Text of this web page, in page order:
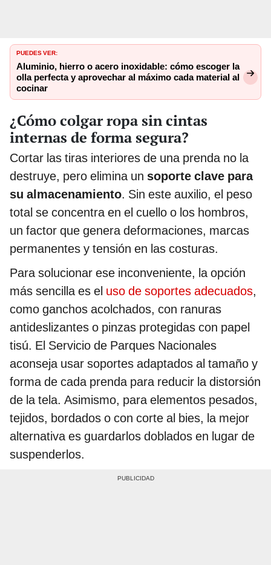
PUEDES VER:
Aluminio, hierro o acero inoxidable: cómo escoger la
olla perfecta y aprovechar al máximo cada material al
cocinar
¿Cómo colgar ropa sin cintas
internas de forma segura?
Cortar las tiras interiores de una prenda no la
destruye, pero elimina un soporte clave para
su almacenamiento. Sin este auxilio, el peso
total se concentra en el cuello o los hombros,
un factor que genera deformaciones, marcas
permanentes y tensión en las costuras.
Para solucionar ese inconveniente, la opción
más sencilla es el uso de soportes adecuados,
como ganchos acolchados, con ranuras
antideslizantes o pinzas protegidas con papel
tisú. El Servicio de Parques Nacionales
aconseja usar soportes adaptados al tamaño y
forma de cada prenda para reducir la distorsión
de la tela. Asimismo, para elementos pesados,
tejidos, bordados o con corte al bies, la mejor
alternativa es guardarlos doblados en lugar de
suspenderlos.